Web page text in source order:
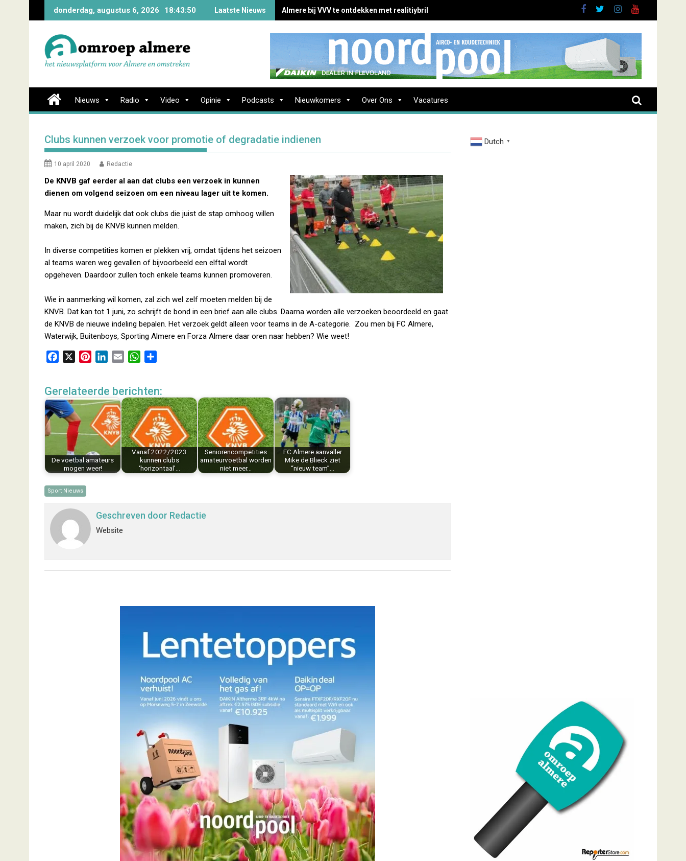
donderdag, augustus 6, 2026 18:43:51 Laatste Nieuws Almere bij VVV te ontdekken met realitiybril
Nieuws Radio Video Opinie Podcasts Nieuwkomers Over Ons Vacatures
Clubs kunnen verzoek voor promotie of degradatie indienen
10 april 2020 Redactie
De KNVB gaf eerder al aan dat clubs een verzoek in kunnen
dienen om volgend seizoen om een niveau lager uit te komen.
Maar nu wordt duidelijk dat ook clubs die juist de stap omhoog willen
maken, zich bij de KNVB kunnen melden.
In diverse competities komen er plekken vrij, omdat tijdens het seizoen
al teams waren weg gevallen of bijvoorbeeld een elftal wordt
opgeheven. Daardoor zullen toch enkele teams kunnen promoveren.
Wie in aanmerking wil komen, zal zich wel zelf moeten melden bij de
KNVB. Dat kan tot 1 juni, zo schrijft de bond in een brief aan alle clubs. Daarna worden alle verzoeken beoordeeld en gaat
de KNVB de nieuwe indeling bepalen. Het verzoek geldt alleen voor teams in de A-categorie. Zou men bij FC Almere,
Waterwijk, Buitenboys, Sporting Almere en Forza Almere daar oren naar hebben? Wie weet!
e
b
o
t
e
r
e
t
k
e
d
I
n
i
l
W
t
s
A
p
p
e
n
Gerelateerde berichten:
De voetbal amateurs
mogen weer!
Vanaf 2022/2023
kunnen clubs
‘horizontaal’…
Seniorencompetities
amateurvoetbal worden
niet meer…
FC Almere aanvaller
Mike de Blieck ziet
“nieuw team”…
Sport Nieuws
Geschreven door Redactie
Website
Dutch ▼